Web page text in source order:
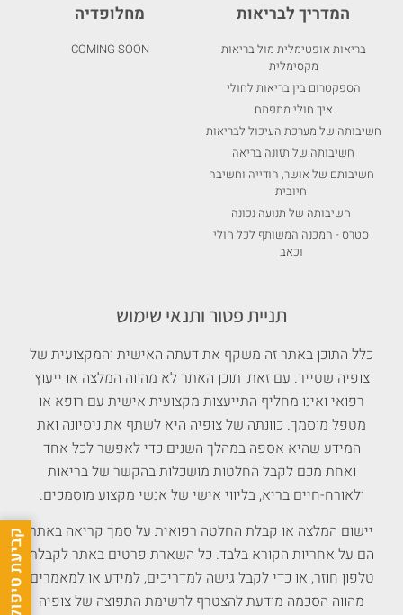
המדריך לבריאות
בריאות אופטימלית מול בריאות
מקסימלית
הספקטרום בין בריאות לחולי
איך חולי מתפתח
חשיבותה של מערכת העיכול לבריאות
חשיבותה של תזונה בריאה
חשיבותם של אושר, הודייה וחשיבה
חיובית
חשיבותה של תנועה נכונה
סטרס - המכנה המשותף לכל חולי
וכאב
מחלופדיה
COMING SOON
תניית פטור ותנאי שימוש
כלל התוכן באתר זה משקף את דעתה האישית והמקצועית של
צופיה שטייר. עם זאת, תוכן האתר לא מהווה המלצה או ייעוץ
רפואי ואינו מחליף התייעצות מקצועית אישית עם רופא או
מטפל מוסמך. כוונתה של צופיה היא לשתף את ניסיונה ואת
המידע שהיא אספה במהלך השנים כדי לאפשר לכל אחד
ואחת מכם לקבל החלטות מושכלות בהקשר של בריאות
ולאורח-חיים בריא, בליווי אישי של אנשי מקצוע מוסמכים.
יישום המלצה או קבלת החלטה רפואית על סמך קריאה באתר
הם על אחריות הקורא בלבד. כל השארת פרטים באתר לקבלת
טלפון חוזר, או כדי לקבל גישה למדריכים, למידע או למאמרים
מהווה הסכמה מודעת להצטרף לרשימת התפוצה של צופיה